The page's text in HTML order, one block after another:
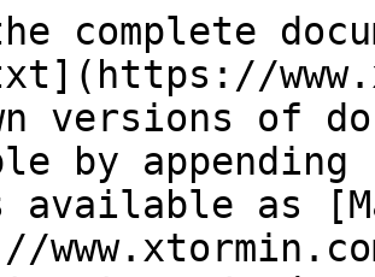
complete
versions of
by
available as